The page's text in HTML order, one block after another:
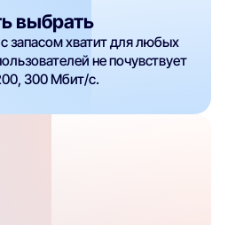
выбрать
запасом хватит для любых
не почувствует
300 Мбит/с.